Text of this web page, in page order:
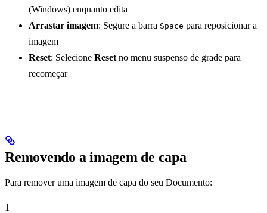
(Windows) enquanto edita
Arrastar imagem: Segure a barra Space para reposicionar a
imagem
Reset: Selecione Reset no menu suspenso de grade para
recomeçar
Removendo a imagem de capa
Para remover uma imagem de capa do seu Documento:
1